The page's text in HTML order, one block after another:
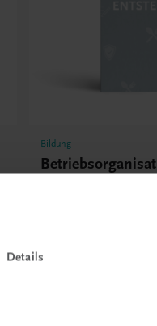
Details
Bildung
€ 22,10